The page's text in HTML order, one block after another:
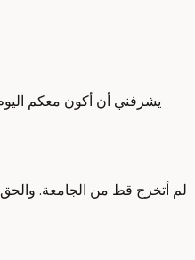
يشرفني أن أكون معكم
لم أتخرج قط من الجامعة.